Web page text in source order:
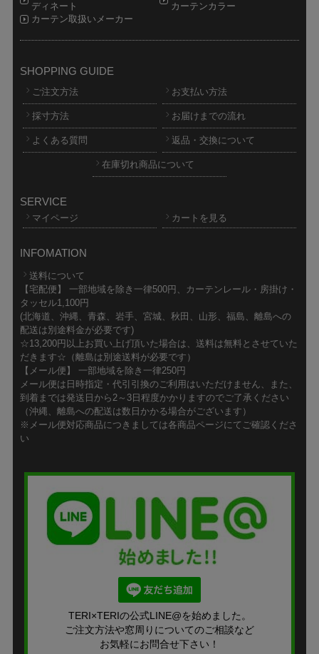
ディネート
カーテンカラー
カーテン取扱いメーカー
SHOPPING GUIDE
ご注文方法 お支払い方法
採寸方法 お届けまでの流れ
よくある質問 返品・交換について
在庫切れ商品について
SERVICE
マイページ カートを見る
INFOMATION
送料について
【宅配便】 一部地域を除き一律500円、カーテンレール・房掛け・
タッセル1,100円
(北海道、沖縄、青森、岩手、宮城、秋田、山形、福島、離島への
配送は別途料金が必要です)
☆13,200円以上お買い上げ頂いた場合は、送料は無料とさせていた
だきます☆（離島は別途送料が必要です）
【メール便】 一部地域を除き一律250円
メール便は日時指定・代引引換のご利用はいただけません、また、
到着までは発送日から2～3日程度かかりますのでご了承ください
（沖縄、離島への配送は数日かかる場合がございます）
※メール便対応商品につきましては各商品ページにてご確認くださ
い
TERI×TERIの公式LINE@を始めました。
ご注文方法や窓周りについてのご相談など
お気軽にお問合せ下さい！